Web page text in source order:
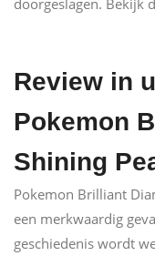
doorgeslagen. Bekijk
Review in
Pokemon
Shining
Pokemon Brilliant
een merkwaardig
geschiedenis wordt